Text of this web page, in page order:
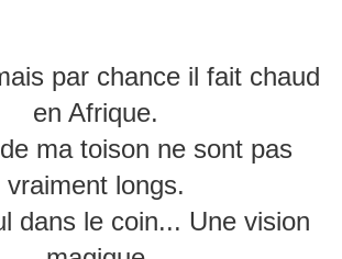
par chance il fait chaud
en Afrique.
ma toison ne sont pas
vraiment longs.
dans le coin... Une vision